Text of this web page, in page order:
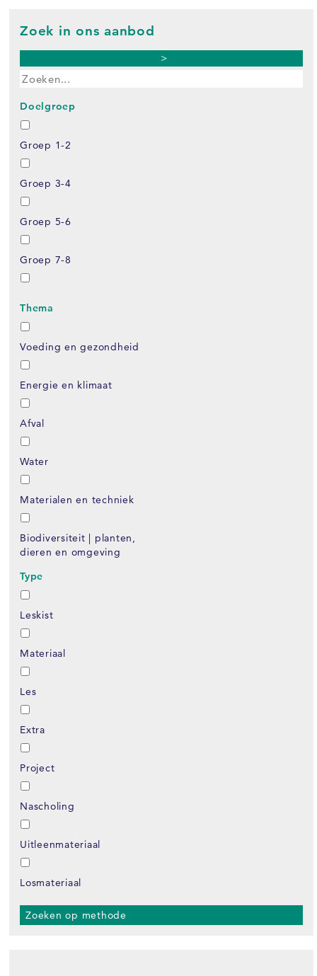
Zoek in ons aanbod
>
Doelgroep
Groep 1-2
Groep 3-4
Groep 5-6
Groep 7-8
Thema
Voeding en gezondheid
Energie en klimaat
Afval
Water
Materialen en techniek
Biodiversiteit | planten,
dieren en omgeving
Type
Leskist
Materiaal
Les
Extra
Project
Nascholing
Uitleenmateriaal
Losmateriaal
Zoeken op methode